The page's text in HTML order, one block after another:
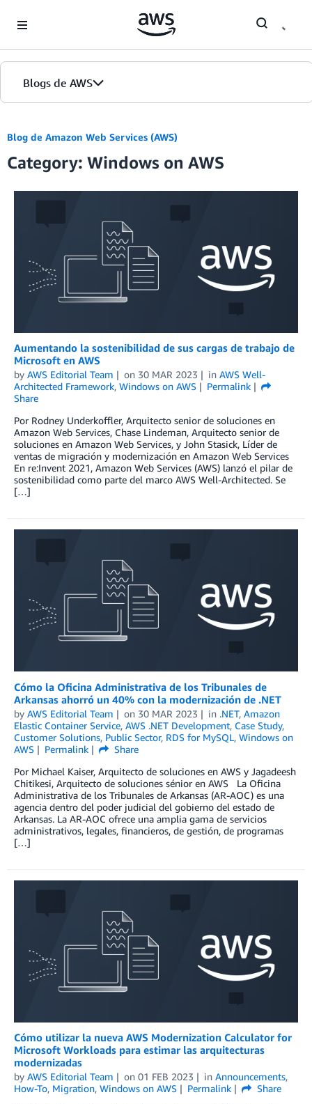
Blogs de AWS
Inicio
Ediciones
Blog de Amazon Web Services (AWS)
Category: Windows on AWS
Aumentando la sostenibilidad de sus cargas de trabajo de
Microsoft en AWS
by AWS Editorial Team on 30 MAR 2023 in AWS Well-
Architected Framework, Windows on AWS
Permalink
Share
Por Rodney Underkoffler, Arquitecto senior de soluciones en
Amazon Web Services, Chase Lindeman, Arquitecto senior de
soluciones en Amazon Web Services, y John Stasick, Líder de
ventas de migración y modernización en Amazon Web Services
En re:Invent 2021, Amazon Web Services (AWS) lanzó el pilar de
sostenibilidad como parte del marco AWS Well-Architected. Se
[…]
Cómo la Oficina Administrativa de los Tribunales de
Arkansas ahorró un 40% con la modernización de .NET
by AWS Editorial Team on 30 MAR 2023 in .NET, Amazon
Elastic Container Service, AWS .NET Development, Case Study,
Customer Solutions, Public Sector, RDS for MySQL, Windows on
AWS
Permalink
Share
Por Michael Kaiser, Arquitecto de soluciones en AWS y Jagadeesh
Chitikesi, Arquitecto de soluciones sénior en AWS La Oficina
Administrativa de los Tribunales de Arkansas (AR-AOC) es una
agencia dentro del poder judicial del gobierno del estado de
Arkansas. La AR-AOC ofrece una amplia gama de servicios
administrativos, legales, financieros, de gestión, de programas
[…]
Cómo utilizar la nueva AWS Modernization Calculator for
Microsoft Workloads para estimar las arquitecturas
modernizadas
by AWS Editorial Team on 01 FEB 2023 in Announcements,
How-To, Migration, Windows on AWS Permalink
Share